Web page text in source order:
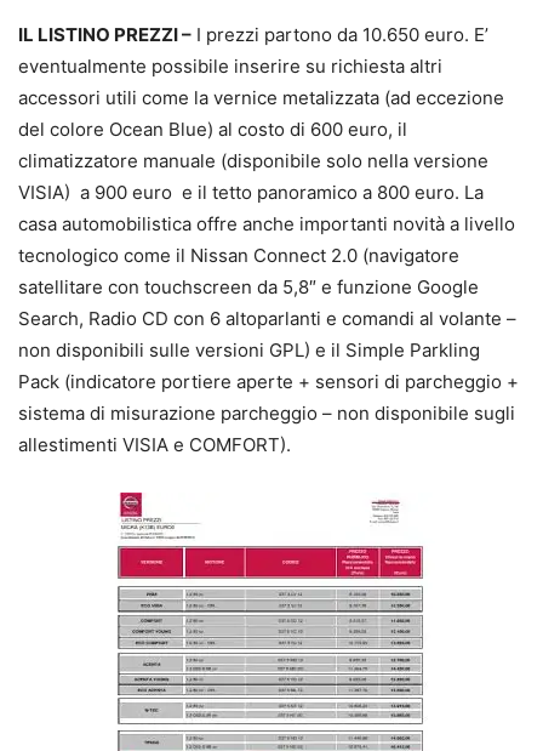
IL LISTINO PREZZI – I prezzi partono da 10.650 euro. E’
eventualmente possibile inserire su richiesta altri
accessori utili come la vernice metalizzata (ad eccezione
del colore Ocean Blue) al costo di 600 euro, il
climatizzatore manuale (disponibile solo nella versione
VISIA) a 900 euro e il tetto panoramico a 800 euro. La
casa automobilistica offre anche importanti novità a livello
tecnologico come il Nissan Connect 2.0 (navigatore
satellitare con touchscreen da 5,8″ e funzione Google
Search, Radio CD con 6 altoparlanti e comandi al volante –
non disponibili sulle versioni GPL) e il Simple Parkling
Pack (indicatore portiere aperte + sensori di parcheggio +
sistema di misurazione parcheggio – non disponibile sugli
allestimenti VISIA e COMFORT).